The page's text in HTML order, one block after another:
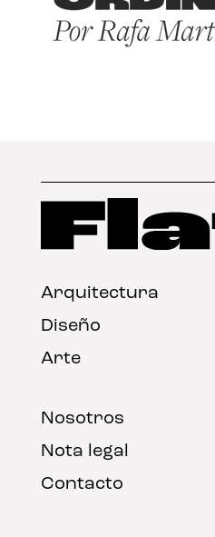
Arquitectura
Diseño
Arte
Nosotros
Nota legal
Contacto